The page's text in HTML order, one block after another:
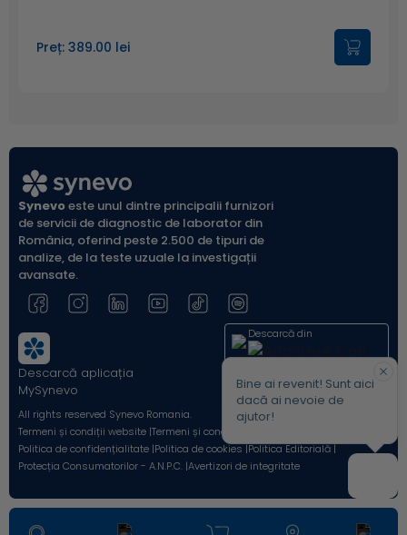
Preț: 389.00 lei
Synevoeste unul dintre principalii furnizori
de servicii de diagnostic de laborator din
România, oferind peste 2.500 de tipuri de
analize, de la teste uzuale la investigații
avansate.
Descarcă aplicația
MySynevo
Descarcă din
All rights reserved Synevo Romania.
Termeni și condiții website |Termeni și condiții Shop Online |
Politica de confidențialitate |Politica de cookies |Politica Editorială |
Protecția Consumatorilor - A.N.P.C. |Avertizori de integritate
Bine ai revenit! Sunt aici
dacă ai nevoie de
ajutor!